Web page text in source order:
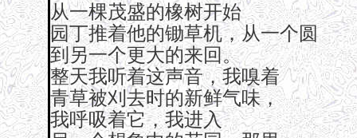
从一棵茂盛的橡树开始
园丁推着他的锄草机，从一个圆
到另一个更大的来回。
整天我听着这声音，我嗅着
青草被刈去时的新鲜气味，
我呼吸着它，我进入